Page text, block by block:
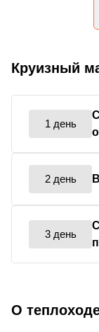
Круизный
1 день
2 день
3 день
О